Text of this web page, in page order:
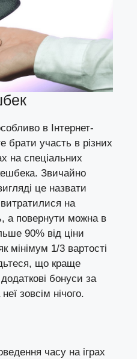
в Інтернет-
брати участь в різних
на спеціальних
Звичайно
це назвати
на
а повернути можна в
90% від ціни
мінімум 1/3 вартості
що краще
бонуси за
зовсім нічого.
часу на іграх